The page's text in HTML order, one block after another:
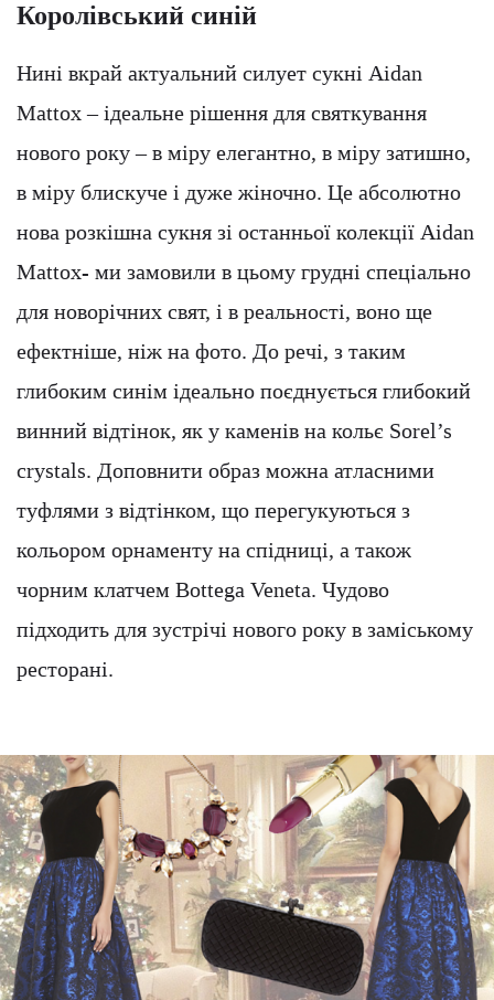
Королівський синій
Нині вкрай актуальний силует сукні Aidan
Mattox – ідеальне рішення для святкування
нового року – в міру елегантно, в міру затишно,
в міру блискуче і дуже жіночно. Це абсолютно
нова розкішна сукня зі останньої колекції Aidan
Mattox- ми замовили в цьому грудні спеціально
для новорічних свят, і в реальності, воно ще
ефектніше, ніж на фото. До речі, з таким
глибоким синім ідеально поєднується глибокий
винний відтінок, як у каменів на кольє Sorel’s
crystals. Доповнити образ можна атласними
туфлями з відтінком, що перегукуються з
кольором орнаменту на спідниці, а також
чорним клатчем Bottega Veneta. Чудово
підходить для зустрічі нового року в заміському
ресторані.